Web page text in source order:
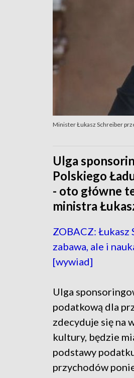
Minister Łukasz Schreiber
Ulga
Polskiego
- oto główne
ministra
ZOBACZ: Łukasz
zabawa, ale i
[wywiad]
Ulga
podatkową dla
zdecyduje się na
kultury, będzie
podstawy
przychodów